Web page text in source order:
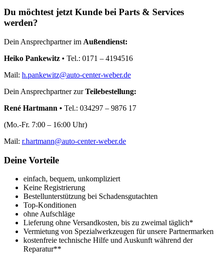
Du möchtest jetzt Kunde bei Parts & Services
werden?
Dein Ansprechpartner im Außendienst:
Heiko Pankewitz • Tel.: 0171 – 4194516
Mail: h.pankewitz@auto-center-weber.de
Dein Ansprechpartner zurTeilebestellung:
René Hartmann • Tel.: 034297 – 9876 17
(Mo.-Fr. 7:00 – 16:00 Uhr)
Mail: r.hartmann@auto-center-weber.de
Deine Vorteile
einfach, bequem, unkompliziert
Keine Registrierung
Bestellunterstützung bei Schadensgutachten
Top-Konditionen
ohne Aufschläge
Lieferung ohne Versandkosten, bis zu zweimal täglich*
Vermietung von Spezialwerkzeugen für unsere Partnermarken
kostenfreie technische Hilfe und Auskunft während der
Reparatur**